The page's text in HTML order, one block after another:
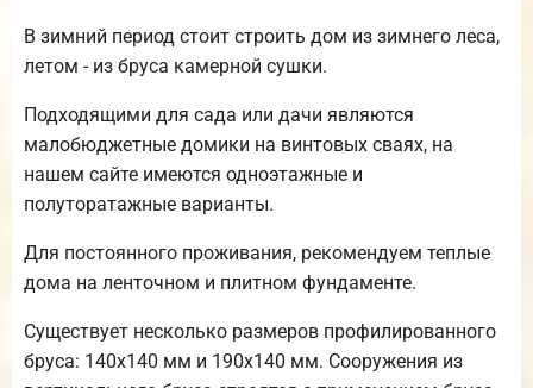
В зимний период стоит строить дом из зимнего леса,
летом - из бруса камерной сушки.
Подходящими для сада или дачи являются
малобюджетные домики на винтовых сваях, на
нашем сайте имеются одноэтажные и
полуторатажные варианты.
Для постоянного проживания, рекомендуем теплые
дома на ленточном и плитном фундаменте.
Существует несколько размеров профилированного
бруса: 140х140 мм и 190х140 мм. Сооружения из